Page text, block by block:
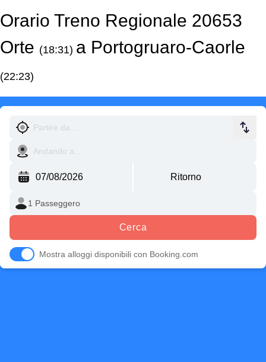
Orario Treno Regionale 20653
Orte (18:31) a Portogruaro-Caorle
(22:23)
Cerca
Mostra alloggi disponibili con Booking.com